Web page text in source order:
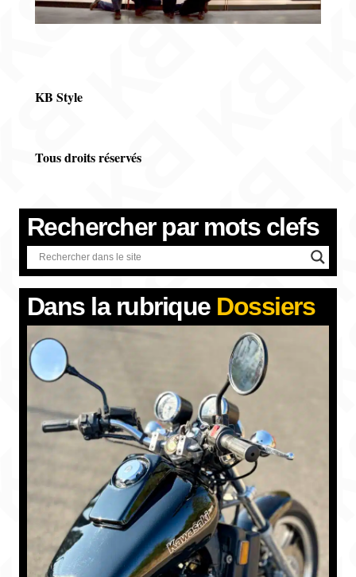
KB Style
Tous droits réservés
Rechercher par mots clefs
Dans la rubrique Dossiers